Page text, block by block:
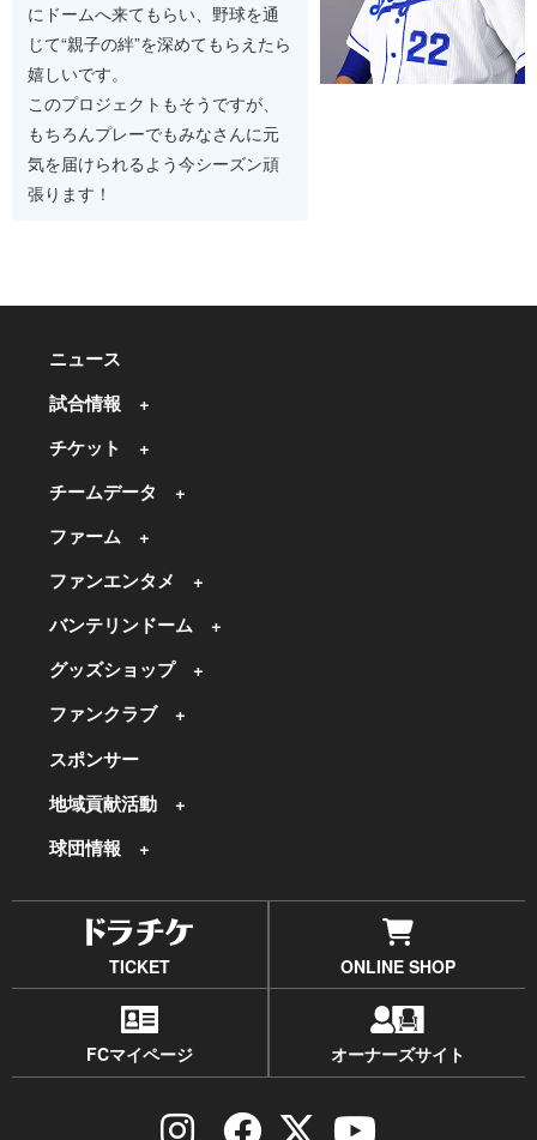
にドームへ来てもらい、野球を通
じて“親子の絆”を深めてもらえたら
嬉しいです。
このプロジェクトもそうですが、
もちろんプレーでもみなさんに元
気を届けられるよう今シーズン頑
張ります！
ニュース
試合情報
チケット
チームデータ
ファーム
ファンエンタメ
バンテリンドーム
グッズショップ
ファンクラブ
スポンサー
地域貢献活動
球団情報
TICKET ONLINE SHOP
FCマイページ オーナーズサイト